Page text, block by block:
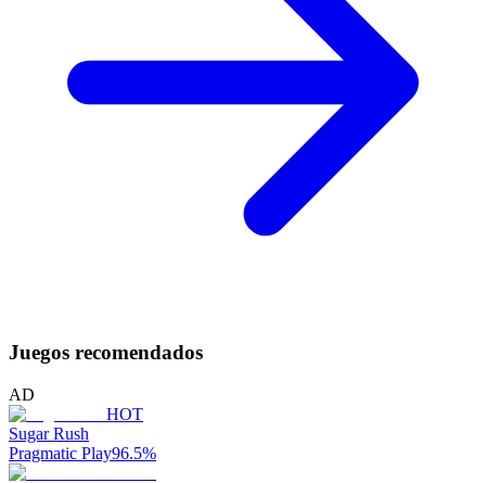
Juegos recomendados
AD
HOT
Sugar Rush
Pragmatic Play96.5%